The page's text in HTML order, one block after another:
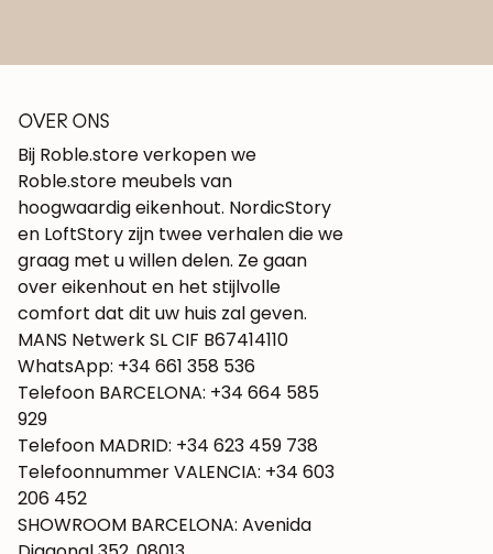
OVER ONS
Bij Roble.store verkopen we
Roble.store meubels van
hoogwaardig eikenhout. NordicStory
en LoftStory zijn twee verhalen die we
graag met u willen delen. Ze gaan
over eikenhout en het stijlvolle
comfort dat dit uw huis zal geven.
MANS Netwerk SL CIF B67414110
WhatsApp: +34 661 358 536
Telefoon BARCELONA: +34 664 585
929
Telefoon MADRID: +34 623 459 738
Telefoonnummer VALENCIA: +34 603
206 452
SHOWROOM BARCELONA: Avenida